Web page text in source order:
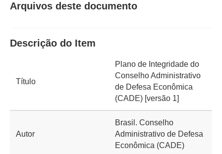
Arquivos deste documento
Descrição do Item
Título
Plano de Integridade do
Conselho Administrativo
de Defesa Econômica
(CADE) [versão 1]
Autor
Brasil. Conselho
Administrativo de Defesa
Econômica (CADE)